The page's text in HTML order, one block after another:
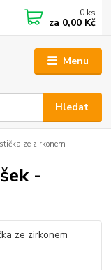
Menu
Hledat
0 ks
za 0,00 Kč
ze zirkonem
-